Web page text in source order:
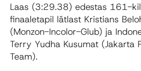
Laas (3:29.38) edestas 161-
finaaletapil lätlast Kristians
(Monzon-Incolor-Glub) ja
Terry Yudha Kusumat (Jakarta
Team).